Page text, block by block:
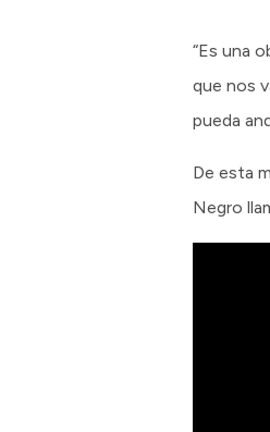
“Es una
que nos
pueda
De esta
Negro